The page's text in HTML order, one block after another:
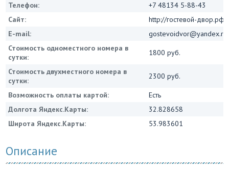
Телефон:
+7 48134 5-88-43
Сайт:
http://гостевой-двор.рф
E-mail:
gostevoidvor@yandex.ru
Стоимость одноместного номера в
сутки:
1800 руб.
Стоимость двухместного номера в
сутки:
2300 руб.
Возможность оплаты картой:
Есть
Долгота Яндекс.Карты:
32.828658
Широта Яндекс.Карты:
53.983601
Описание